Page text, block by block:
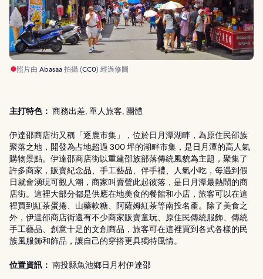
照片由 Abasaa拍攝 (CC0) 經過修圖
主打特色： 商務出差, 單人旅客, 團體
伊達邵商店街又稱「逐鹿市集」，位於日月潭湖畔，為原住民邵族
聚落之地，開發為占地超過 300 坪的湖畔市集，是日月潭的高人氣
購物景點。伊達邵商店街以重建邵族部落傳統風貌為主題，聚集了
許多商家，販賣紀念品、手工藝品、伴手禮、人氣小吃，每遇到假
日就會湧現可觀人潮，商家叫賣聲此起彼落，是日月潭最熱鬧的商
店街。這裡大部分都是供應在地美食的餐館和小店，旅客可以在這
裡買到紅茶蛋捲、山藥軟糖、阿薩姆紅茶等南投名產。除了美食之
外，伊達邵商店街還有不少商家販賣童玩、原住民傳統服飾、傳統
手工藝品、創意十足的文創商品，旅客可在這裡買到各式各樣的民
族風服飾和飾品，讓自己的穿搭更具獨特風情。
位置資訊： 南投縣魚池鄉日月村伊達邵